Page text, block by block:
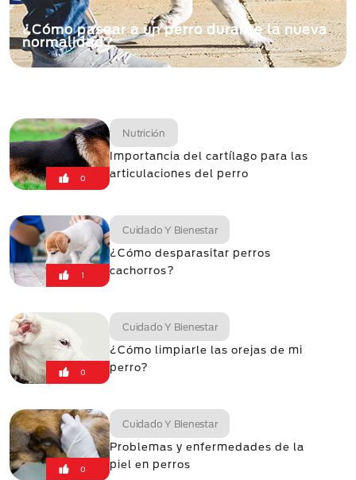
¿Cómo pasear a un perro durante la nueva
normalidad?
0
Nutrición
Importancia del cartílago para las
articulaciones del perro
1
Cuidado Y Bienestar
¿Cómo desparasitar perros
cachorros?
0
Cuidado Y Bienestar
¿Cómo limpiarle las orejas de mi
perro?
0
Cuidado Y Bienestar
Problemas y enfermedades de la
piel en perros